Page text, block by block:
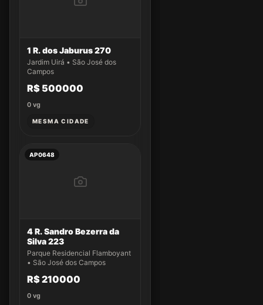
1 R. dos Jaburus 270
Jardim Uirá • São José dos
Campos
R$ 500000
0 vg
MESMA CIDADE
AP0648
4 R. Sandro Bezerra da
Silva 223
Parque Residencial Flamboyant
• São José dos Campos
R$ 210000
0 vg